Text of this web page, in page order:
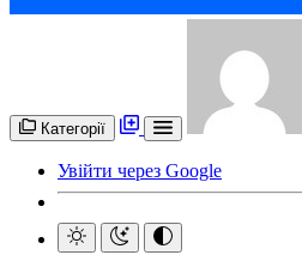
Категорії
Увійти через Google